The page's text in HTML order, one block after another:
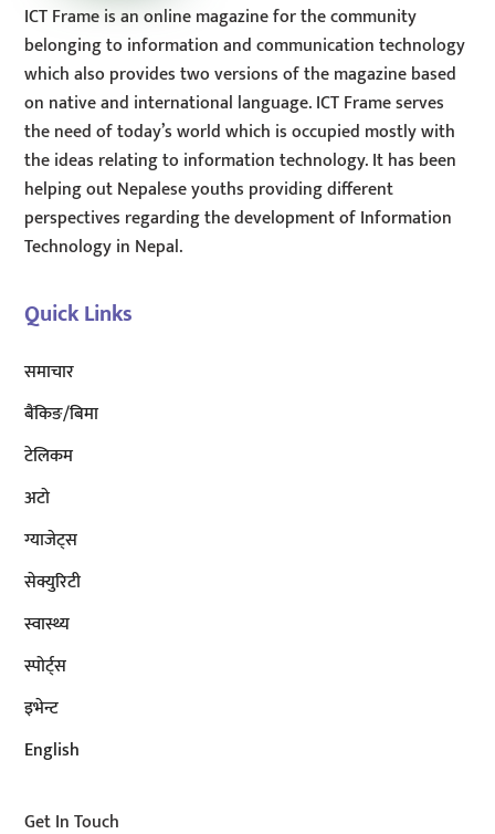
ICT Frame is an online magazine for the community
belonging to information and communication technology
which also provides two versions of the magazine based
on native and international language. ICT Frame serves
the need of today’s world which is occupied mostly with
the ideas relating to information technology. It has been
helping out Nepalese youths providing different
perspectives regarding the development of Information
Technology in Nepal.
Quick Links
समाचार
बैंकिङ/बिमा
टेलिकम
अटाे
ग्याजेट्स
सेक्युरिटी
स्वास्थ्य
स्पोर्ट्स
इभेन्ट
English
Get In Touch